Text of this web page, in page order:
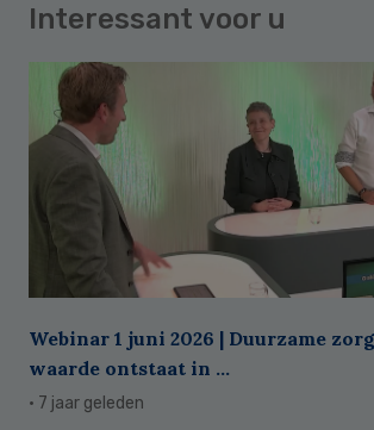
Interessant voor u
Webinar 1 juni 2026 | Duurzame
waarde ontstaat in ...
· 7 jaar geleden